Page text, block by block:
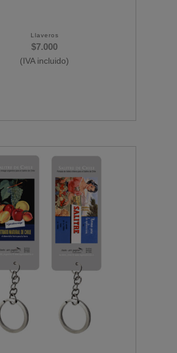
Llaveros
$7.000
(IVA incluido)